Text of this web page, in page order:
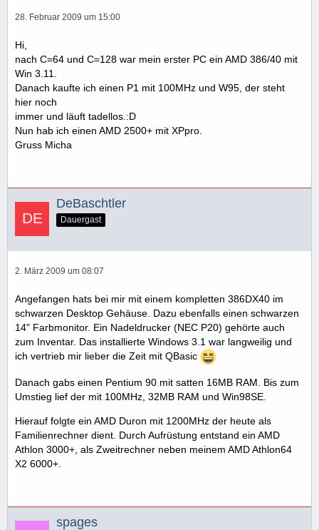
28. Februar 2009 um 15:00
Hi,
nach C=64 und C=128 war mein erster PC ein AMD 386/40 mit
Win 3.11.
Danach kaufte ich einen P1 mit 100MHz und W95, der steht
hier noch
immer und läuft tadellos.:D
Nun hab ich einen AMD 2500+ mit XPpro.
Gruss Micha
DeBaschtler
Dauergast
2. März 2009 um 08:07
Angefangen hats bei mir mit einem kompletten 386DX40 im
schwarzen Desktop Gehäuse. Dazu ebenfalls einen schwarzen
14" Farbmonitor. Ein Nadeldrucker (NEC P20) gehörte auch
zum Inventar. Das installierte Windows 3.1 war langweilig und
ich vertrieb mir lieber die Zeit mit QBasic
Danach gabs einen Pentium 90 mit satten 16MB RAM. Bis zum
Umstieg lief der mit 100MHz, 32MB RAM und Win98SE.
Hierauf folgte ein AMD Duron mit 1200MHz der heute als
Familienrechner dient. Durch Aufrüstung entstand ein AMD
Athlon 3000+, als Zweitrechner neben meinem AMD Athlon64
X2 6000+.
spages